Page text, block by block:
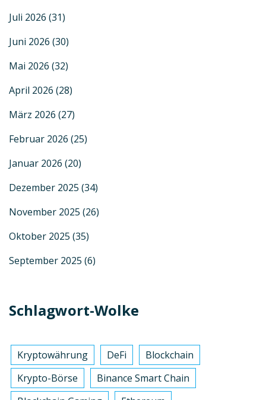
Juli 2026 (31)
Juni 2026 (30)
Mai 2026 (32)
April 2026 (28)
März 2026 (27)
Februar 2026 (25)
Januar 2026 (20)
Dezember 2025 (34)
November 2025 (26)
Oktober 2025 (35)
September 2025 (6)
Schlagwort-Wolke
Kryptowährung DeFi
Blockchain
Krypto-Börse
Binance Smart Chain